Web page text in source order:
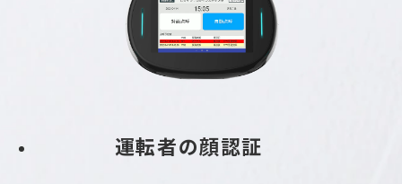
運転者の顔認証